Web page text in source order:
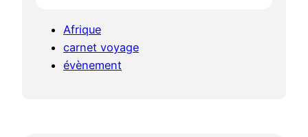
Afrique
carnet voyage
évènement